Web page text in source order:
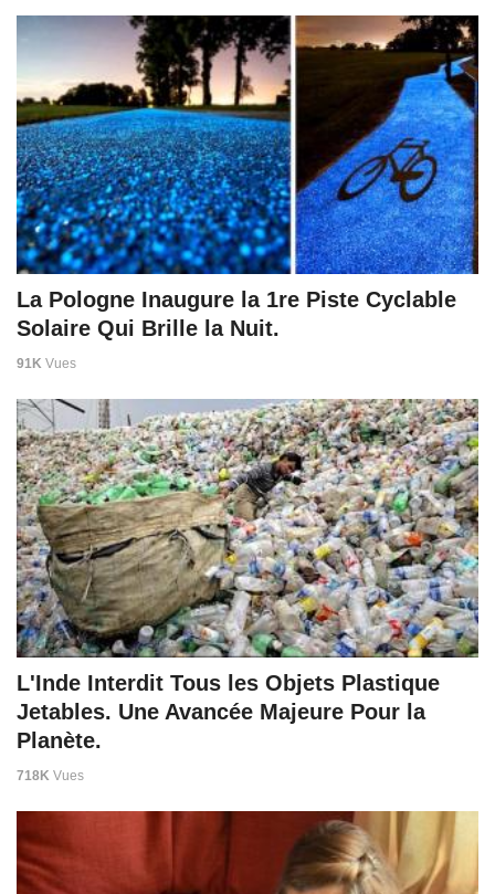
La Pologne Inaugure la 1re Piste Cyclable
Solaire Qui Brille la Nuit.
91K Vues
L'Inde Interdit Tous les Objets Plastique
Jetables. Une Avancée Majeure Pour la
Planète.
718K Vues